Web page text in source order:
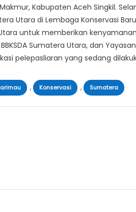
Kabupaten Aceh Singkil.
Utara di Lembaga Konservasi
untuk memberikan
BBKSDA Sumatera Utara, dan
pelepasliaran yang sedang
, Konservasi , Sumatera